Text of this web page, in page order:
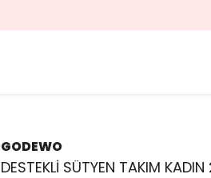
GODEWO
DESTEKLİ SÜTYEN TAKIM